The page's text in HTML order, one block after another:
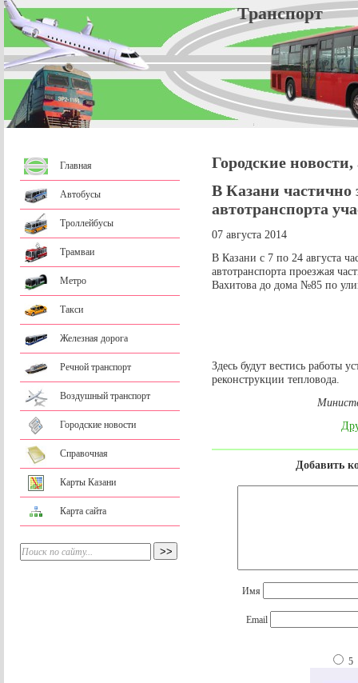
Главная
Автобусы
Троллейбусы
Трамваи
Метро
Такси
Железная дорога
Речной транспорт
Воздушный транспорт
Городские новости
Справочная
Карты Казани
Карта сайта
Городские
В Казани частично
автотранспорта
07 августа 2014
В Казани с 7 по 24 августа
автотранспорта проезжая
Вахитова до дома №85 по
Здесь будут вестись работы
реконструкции тепловода.
Добавить
Имя
Email
5